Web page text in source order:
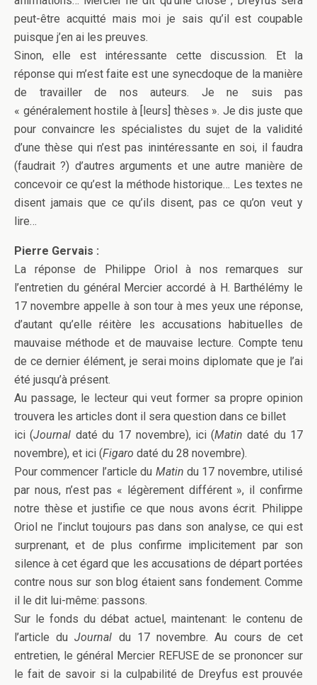
peut-être acquitté mais moi je sais qu’il est coupable
puisque j’en ai les preuves.
Sinon, elle est intéressante cette discussion. Et la
réponse qui m’est faite est une synecdoque de la manière
de travailler de nos auteurs. Je ne suis pas
« généralement hostile à [leurs] thèses ». Je dis juste que
pour convaincre les spécialistes du sujet de la validité
d’une thèse qui n’est pas inintéressante en soi, il faudra
(faudrait ?) d’autres arguments et une autre manière de
concevoir ce qu’est la méthode historique… Les textes ne
disent jamais que ce qu’ils disent, pas ce qu’on veut y
lire…
Pierre Gervais :
La réponse de Philippe Oriol à nos remarques sur
l’entretien du général Mercier accordé à H. Barthélémy le
17 novembre appelle à son tour à mes yeux une réponse,
d’autant qu’elle réitère les accusations habituelles de
mauvaise méthode et de mauvaise lecture. Compte tenu
de ce dernier élément, je serai moins diplomate que je l’ai
été jusqu’à présent.
Au passage, le lecteur qui veut former sa propre opinion
trouvera les articles dont il sera question dans ce billet
ici (Journal daté du 17 novembre), ici (Matin daté du 17
novembre), et ici (Figaro daté du 28 novembre).
Pour commencer l’article du Matin du 17 novembre, utilisé
par nous, n’est pas « légèrement différent », il confirme
notre thèse et justifie ce que nous avons écrit. Philippe
Oriol ne l’inclut toujours pas dans son analyse, ce qui est
surprenant, et de plus confirme implicitement par son
silence à cet égard que les accusations de départ portées
contre nous sur son blog étaient sans fondement. Comme
il le dit lui-même: passons.
Sur le fonds du débat actuel, maintenant: le contenu de
l’article duJournal du 17 novembre. Au cours de cet
entretien, le général Mercier REFUSE de se prononcer sur
le fait de savoir si la culpabilité de Dreyfus est prouvée